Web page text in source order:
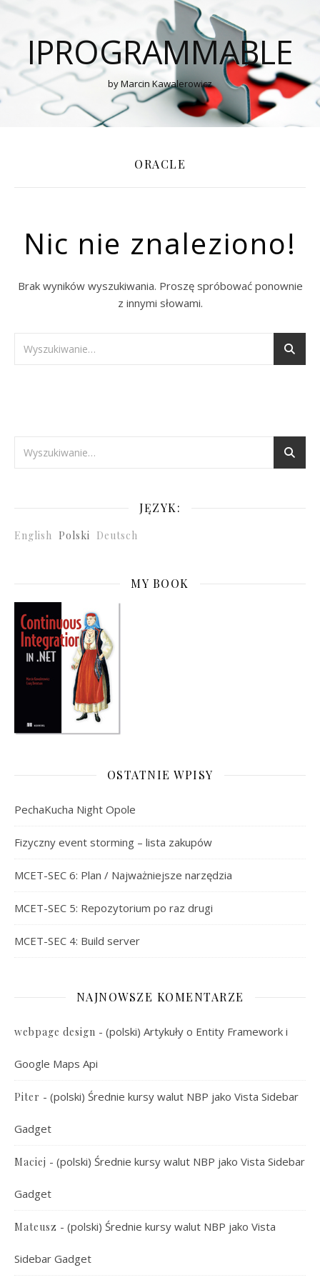
IPROGRAMMABLE
by Marcin Kawalerowicz
ORACLE
Nic nie znaleziono!
Brak wyników wyszukiwania. Proszę spróbować ponownie
z innymi słowami.
JĘZYK:
English Polski Deutsch
MY BOOK
OSTATNIE WPISY
PechaKucha Night Opole
Fizyczny event storming – lista zakupów
MCET-SEC 6: Plan / Najważniejsze narzędzia
MCET-SEC 5: Repozytorium po raz drugi
MCET-SEC 4: Build server
NAJNOWSZE KOMENTARZE
webpage design - (polski) Artykuły o Entity Framework i
Google Maps Api
Piter - (polski) Średnie kursy walut NBP jako Vista Sidebar
Gadget
Maciej - (polski) Średnie kursy walut NBP jako Vista Sidebar
Gadget
Mateusz - (polski) Średnie kursy walut NBP jako Vista
Sidebar Gadget